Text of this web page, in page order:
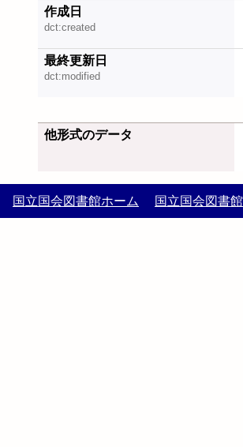
作成日
dct:created
最終更新日
dct:modified
他形式のデータ
国立国会図書館ホーム 国立国会図書